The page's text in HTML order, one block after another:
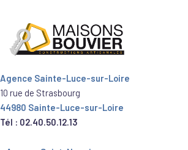
Agence Sainte-Luce-sur-Loire
10 rue de Strasbourg
44980 Sainte-Luce-sur-Loire
Tél : 02.40.50.12.13